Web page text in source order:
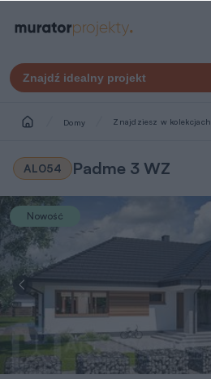
Znajdź idealny projekt
Domy Znajdziesz w kolekcjach
AL054 Padme 3 WZ
Nowość